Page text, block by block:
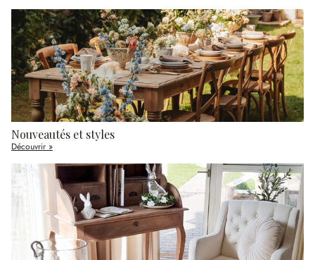
Nouveautés et styles
Découvrir »